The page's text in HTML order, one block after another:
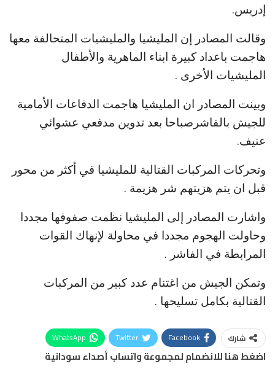
إدريس.
وقالت المصادر إن المليشيا والمليشيات المتحالفة معها
هاجمت باعداد كبيرة ابناء الماهرية والأطفال
المليشيات الأخرى .
وبينت المصادر ان المليشيا هاجمت الدفاعات الأمامية
للجيش بالفاشرصباحا بعد تدوين مدفعي عشوائي
عنيف.
وتحركات المركبات القتالية للمليشيا في أكثر من محور
قبل ان يتم هزيتهم شر هزيمة .
واشارت المصادر إلى المليشيا نظمت صفوفها مجددا
وحاولت الهجوم مجددا في محاولة لإنهاك القوات
المرابطة في الفاشر .
وتمكن الجيش من اغتنام عدد كبير من المركبات
القتالية بكامل تسليحها .
شارك Facebook
Twitter
WhatsApp
اضغط هنا للانضمام لمجموعة واتساب أصداء سودانية